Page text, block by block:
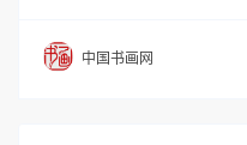
中国书画网